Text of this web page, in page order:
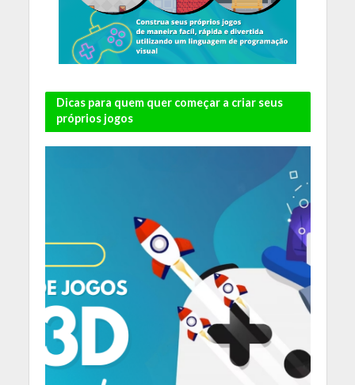
Dicas para quem quer começar a criar seus
próprios jogos